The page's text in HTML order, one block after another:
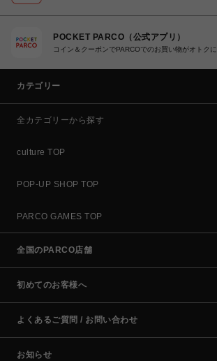
POCKET PARCO（公式アプリ）
コイン＆クーポンでPARCOでのお買い物がオトクに
カテゴリー
全カテゴリーから探す
culture TOP
POP-UP SHOP TOP
PARCO GAMES TOP
全国のPARCO店舗
初めてのお客様へ
よくあるご質問 / お問い合わせ
お知らせ